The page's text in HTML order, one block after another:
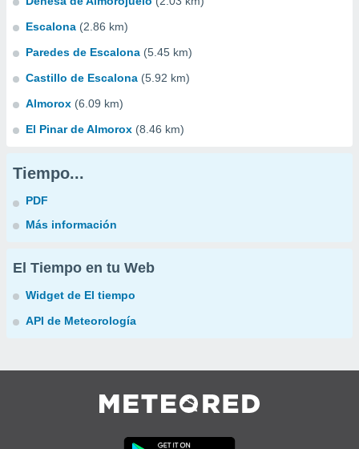
Escalona (2.86 km)
Paredes de Escalona (5.45 km)
Castillo de Escalona (5.92 km)
Almorox (6.09 km)
El Pinar de Almorox (8.46 km)
Tiempo...
PDF
Más información
El Tiempo en tu Web
Widget de El tiempo
API de Meteorología